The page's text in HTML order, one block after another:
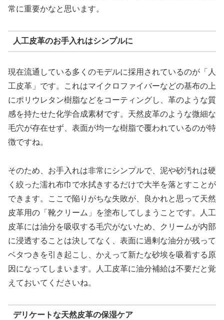
常に重要かなと思います。
人工皮革のお手入れはシンプルに
現在流通している多くのモデルに採用されているのが「人
工皮革」です。これはマイクロファイバーなどの基布の上
にポリウレタン樹脂などをコーティングし、革のような質
感を持たせた化学合成素材です。天然皮革のような微細な
毛穴が存在せず、表面が均一な樹脂で覆われているのが特
徴ですね。
そのため、お手入れは非常にシンプルで、泥や砂汚れは硬
く絞った濡れ布巾で水拭きするだけで大半を落とすことが
できます。ここで陥りがちな失敗が、良かれと思って天然
皮革用の「靴クリーム」を塗布してしまうことです。人工
皮革には油分を吸収する毛穴がないため、クリームが内部
に浸透することは決してなく、表面に過剰な油分が残って
ベタつきを引き起こし、かえって新たな砂埃を吸着する原
因になってしまいます。人工皮革に油分補給は不要だと覚
えておいてくださいね。
デリケートな天然皮革の保湿ケア